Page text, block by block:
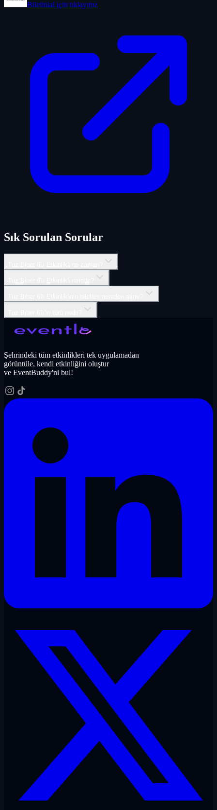
Biletinial için tıklayınız
Sık Sorulan Sorular
Şehrindeki tüm etkinlikleri tek uygulamadan
görüntüle, kendi etkinliğini oluştur
ve EventBuddy'ni bul!